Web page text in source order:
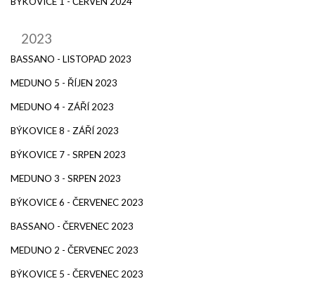
2023
BASSANO - LISTOPAD 2023
MEDUNO 5 - ŘÍJEN 2023
MEDUNO 4 - ZÁŘÍ 2023
BÝKOVICE 8 - ZÁŘÍ 2023
BÝKOVICE 7 - SRPEN 2023
MEDUNO 3 - SRPEN 2023
BÝKOVICE 6 - ČERVENEC 2023
BASSANO - ČERVENEC 2023
MEDUNO 2 - ČERVENEC 2023
BÝKOVICE 5 - ČERVENEC 2023